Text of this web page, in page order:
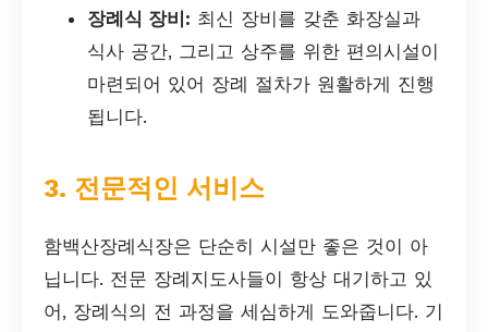
장례식 장비: 최신 장비를 갖춘 화장실과
식사 공간, 그리고 상주를 위한 편의시설이
마련되어 있어 장례 절차가 원활하게 진행
됩니다.
3. 전문적인 서비스
함백산장례식장은 단순히 시설만 좋은 것이 아
닙니다. 전문 장례지도사들이 항상 대기하고 있
어, 장례식의 전 과정을 세심하게 도와줍니다. 기